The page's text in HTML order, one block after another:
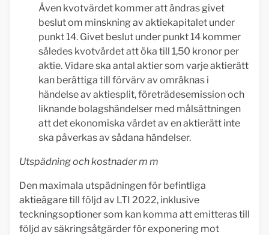
Även kvotvärdet kommer att ändras givet
beslut om minskning av aktiekapitalet under
punkt 14. Givet beslut under punkt 14 kommer
således kvotvärdet att öka till 1,50 kronor per
aktie. Vidare ska antal aktier som varje aktierätt
kan berättiga till förvärv av omräknas i
händelse av aktiesplit, företrädesemission och
liknande bolagshändelser med målsättningen
att det ekonomiska värdet av en aktierätt inte
ska påverkas av sådana händelser.
Utspädning och kostnader m m
Den maximala utspädningen för befintliga
aktieägare till följd av LTI 2022, inklusive
teckningsoptioner som kan komma att emitteras till
följd av säkringsåtgärder för exponering mot